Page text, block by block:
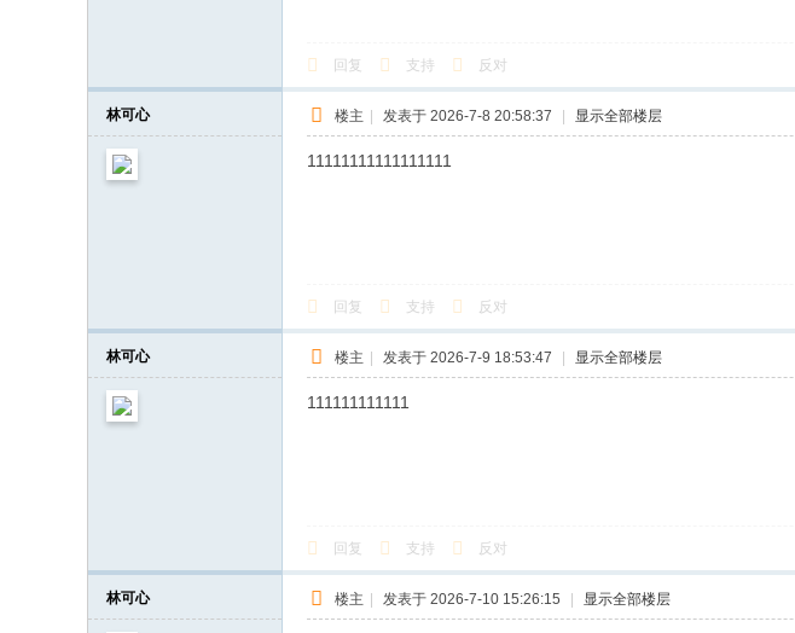
回复 支持 反对
林可心 楼主 | 发表于 2026-7-8 20:58:37 | 显示全部楼层
11111111111111111
回复 支持 反对
林可心 楼主 | 发表于 2026-7-9 18:53:47 | 显示全部楼层
111111111111
回复 支持 反对
林可心 楼主 | 发表于 2026-7-10 15:26:15 | 显示全部楼层